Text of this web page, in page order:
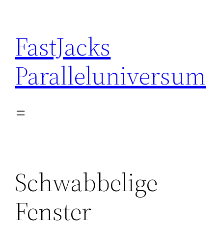
content
FastJacks
Paralleluniversum
Schwabbelige
Fenster